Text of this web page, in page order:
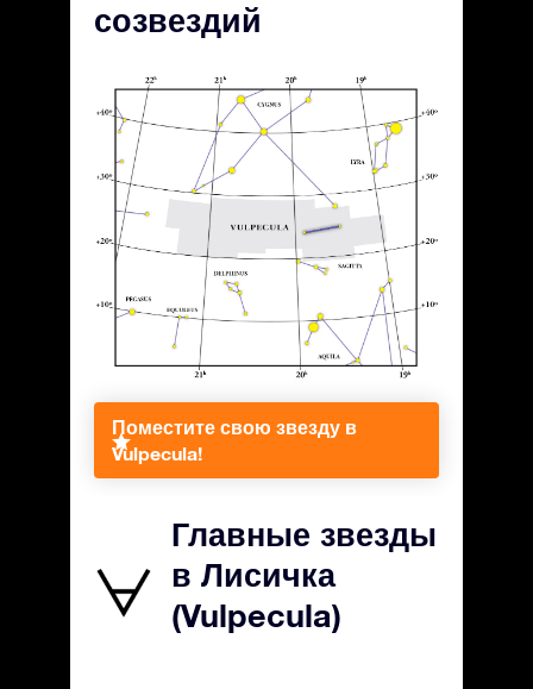
созвездий
Поместите свою звезду в
Vulpecula!
Главные звезды
в Лисичка
(Vulpecula)